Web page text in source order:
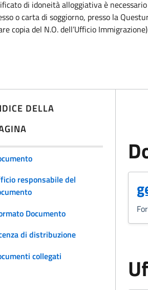
di idoneità alloggiativa è
o carta di soggiorno, presso la
copia del N.O. dell’Ufficio
DELLA
responsabile del
Documento
di distribuzione
collegati